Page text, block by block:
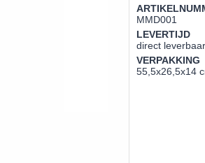
MMD001
LEVERTIJD
direct leverbaar
VERPAKKING
55,5x26,5x14